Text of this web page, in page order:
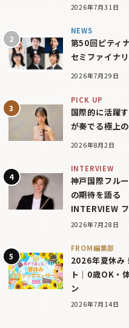
2026年7月31日
NEWS
第50回ピティ
セミファイナ
2026年7月29日
PICK UP
国際的に活躍
が奏でる極上
2026年8月2日
INTERVIEW
神戸国際フル
の期待を語る
INTERVIEW
2026年7月28日
FROM編集部
2026年夏休み
ト｜0歳OK・
ン
2026年7月14日